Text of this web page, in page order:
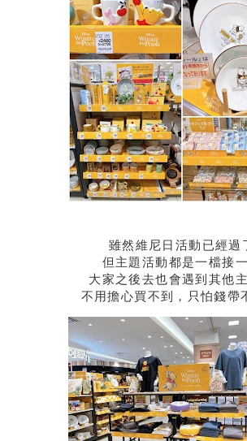
雖然維尼日活動已經過
但主題活動都是一檔接
大家之後去也會遇到其他
不用擔心買不到，只怕錢帶